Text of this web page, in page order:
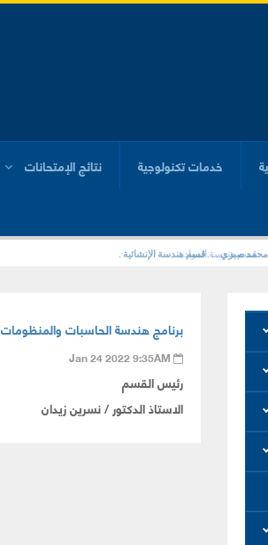
خدمات تكنولوجية نتائج الإمتحانات
محمد صبري . . . قسم هندسة الإنشائية .
. . . قسم هندسة المواد .
برنامج هندسة الحاسبات والمنظومات
Jan 24 2022 9:35AM
رئيس القسم
الاستاذ الدكتور / نسرين زيدان